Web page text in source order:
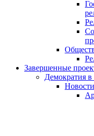
Завершенные
Демократия в
Новости